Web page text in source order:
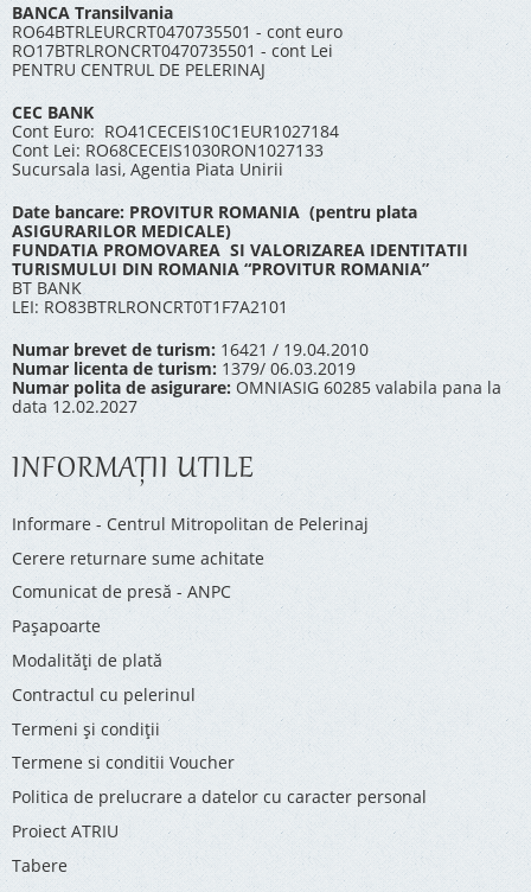
BANCA Transilvania
RO64BTRLEURCRT0470735501 - cont euro
RO17BTRLRONCRT0470735501 - cont Lei
PENTRU CENTRUL DE PELERINAJ
CEC BANK
Cont Euro: RO41CECEIS10C1EUR1027184
Cont Lei: RO68CECEIS1030RON1027133
Sucursala Iasi, Agentia Piata Unirii
Date bancare: PROVITUR ROMANIA (pentru plata
ASIGURARILOR MEDICALE)
FUNDATIA PROMOVAREA SI VALORIZAREA IDENTITATII
TURISMULUI DIN ROMANIA “PROVITUR ROMANIA”
BT BANK
LEI: RO83BTRLRONCRT0T1F7A2101
Numar brevet de turism: 16421 / 19.04.2010
Numar licenta de turism: 1379/ 06.03.2019
Numar polita de asigurare: OMNIASIG 60285 valabila pana la
data 12.02.2027
INFORMAŢII UTILE
Informare - Centrul Mitropolitan de Pelerinaj
Cerere returnare sume achitate
Comunicat de presă - ANPC
Pașapoarte
Modalități de plată
Contractul cu pelerinul
Termeni și condiții
Termene si conditii Voucher
Politica de prelucrare a datelor cu caracter personal
Proiect ATRIU
Tabere